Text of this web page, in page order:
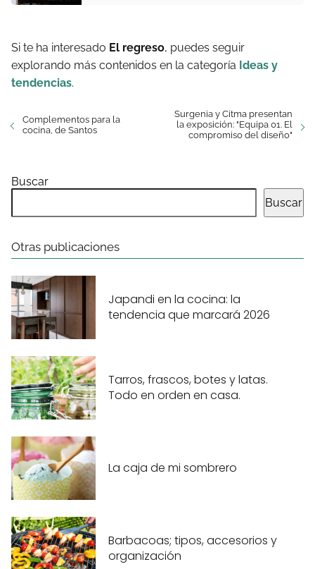
Si te ha interesado El regreso, puedes seguir
explorando más contenidos en la categoría Ideas y
tendencias.
Complementos para la
cocina, de Santos
Surgenia y Citma presentan
la exposición: "Equipa 01. El
compromiso del diseño"
Buscar
Buscar
Otras publicaciones
Japandi en la cocina: la
tendencia que marcará 2026
Tarros, frascos, botes y latas.
Todo en orden en casa.
La caja de mi sombrero
Barbacoas; tipos, accesorios y
organización